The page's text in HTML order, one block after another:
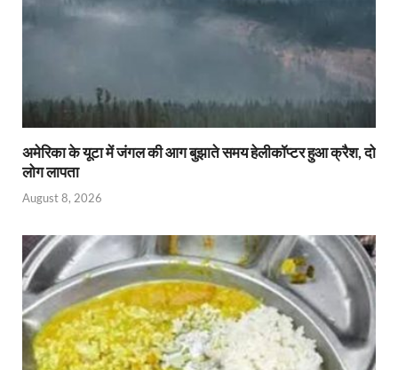
अमेरिका के यूटा में जंगल की आग बुझाते समय हेलीकॉप्टर हुआ क्रैश, दो
लोग लापता
August 8, 2026